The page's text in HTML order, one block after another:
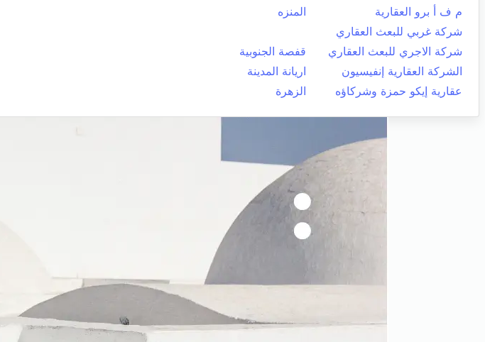
م ف أ برو العقارية
المنزه
شركة غربي للبعث العقاري
شركة الاجري للبعث العقاري
قفصة الجنوبية
الشركة العقارية إنفيسيون
اريانة المدينة
عقارية إيكو حمزة وشركاؤه
الزهرة